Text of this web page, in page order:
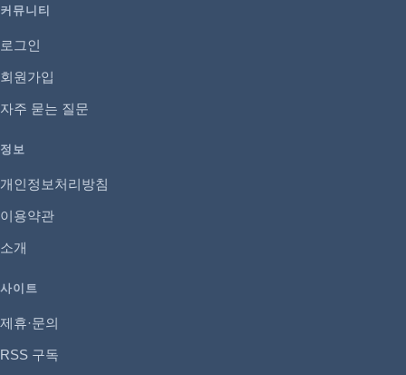
커뮤니티
로그인
회원가입
자주 묻는 질문
정보
개인정보처리방침
이용약관
소개
사이트
제휴·문의
RSS 구독